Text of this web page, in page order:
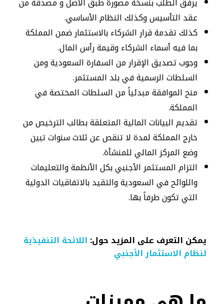
عقد التأسيس وكذلك النظام الأساسي.
كذلك تقدمة قرار الشركاء بالاستثمار ضمن المملكة
بما فيه أسماء الشركاء وقيمة رأس المال.
وجوب تصديق الإقرار من السفارة السعودية ومن
السلطات الرسمية في بلد المستثمر.
منح الموافقة مبدئياً من السلطات المختصة في
المملكة.
تقديم البيانات المالية المتعلقة بطالب الترخيص من
خارج المملكة لمدة لا تنقص عن ثلاث سنوات تبين
وضع المركز المالي للمنشأة.
التزام المستثمر الأجنبي بكل الأنظمة والتعليمات
واللوائح في السعودية والتقيد بالاتفاقيات الدولية
التي تكون طرفاً بها.
يمكن التعرف على المزيد حول: اللائحة التنفيذية
لنظام الاستثمار الأجنبي